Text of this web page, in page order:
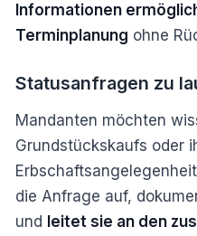
Informationen
Terminplanung ohne
Statusanfragen zu
Mandanten möchten
Grundstückskaufs oder
die Anfrage auf,
und leitet sie an den